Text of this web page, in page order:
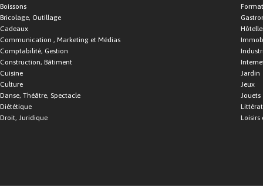
Boissons
Bricolage, Outillage
Cadeaux
Communication , Marketing et Médias
Comptabilité, Gestion
Construction, Bâtiment
Cuisine
Culture
Danse, Théâtre, Spectacle
Diététique
Droit, Juridique
Jardin
Jeux
Jouets
Loisirs